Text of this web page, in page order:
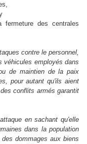
des centrales
contre le personnel,
véhicules employés dans
de maintien de la paix
pour autant qu'ils aient
conflits armés garantit
en sachant qu'elle
dans la population
dommages aux biens